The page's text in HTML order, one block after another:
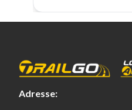
Adresse: